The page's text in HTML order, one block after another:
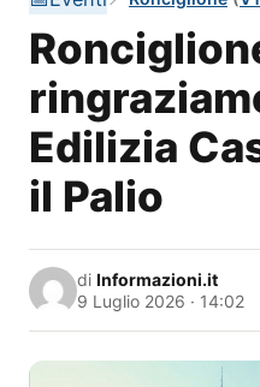
Edilizia
il Palio
di Informazioni.it
9 Luglio 2026 · 14:02